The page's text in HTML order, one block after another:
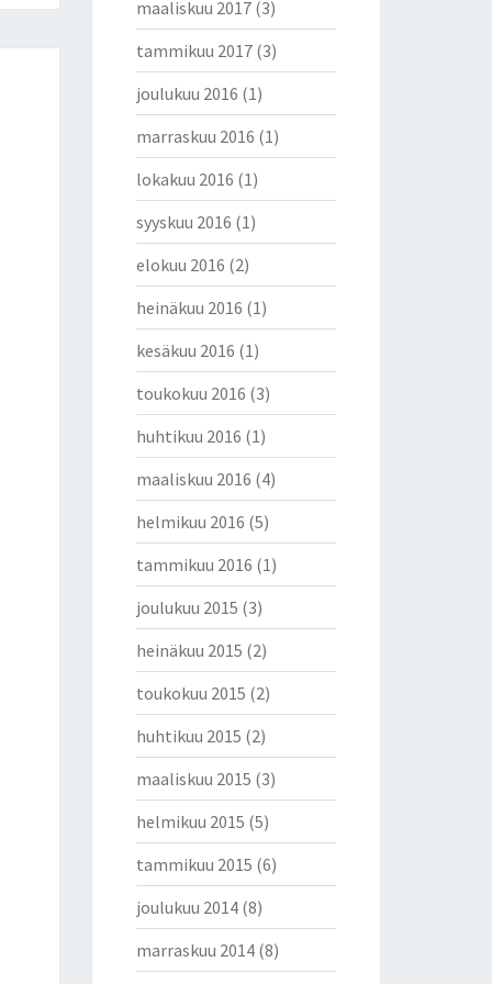
maaliskuu 2017(3)
tammikuu 2017(3)
joulukuu 2016 (1)
marraskuu 2016 (1)
lokakuu 2016 (1)
syyskuu 2016 (1)
elokuu 2016 (2)
heinäkuu 2016 (1)
kesäkuu 2016 (1)
toukokuu 2016 (3)
huhtikuu 2016 (1)
maaliskuu 2016 (4)
helmikuu 2016 (5)
tammikuu 2016 (1)
joulukuu 2015 (3)
heinäkuu 2015 (2)
toukokuu 2015 (2)
huhtikuu 2015 (2)
maaliskuu 2015 (3)
helmikuu 2015 (5)
tammikuu 2015 (6)
joulukuu 2014(8)
marraskuu 2014(8)